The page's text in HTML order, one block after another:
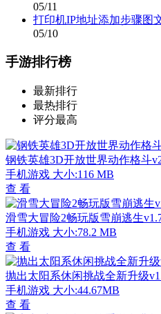
05/11
打印机IP地址添加步骤图
05/10
手游排行榜
最新排行
最热排行
评分最高
钢铁英雄3D开放世界动作格斗
手机游戏 大小:116 MB
查 看
滑雪大冒险2畅玩版雪崩逃生
手机游戏 大小:78.2 MB
查 看
抛出太阳系休闲挑战全新升级
手机游戏 大小:44.67MB
查 看